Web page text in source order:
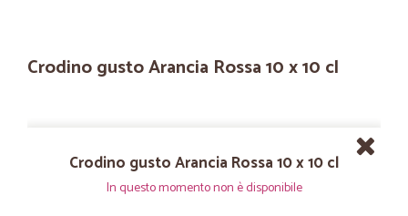
Crodino gusto Arancia Rossa 10 x 10 cl
Crodino gusto Arancia Rossa 10 x 10 cl
In questo momento non è disponibile